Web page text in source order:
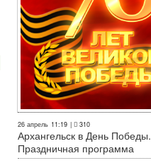
26 апрель 11:19 | 310
Архангельск в День Победы.
Праздничная программа